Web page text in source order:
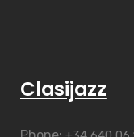
Clasijazz